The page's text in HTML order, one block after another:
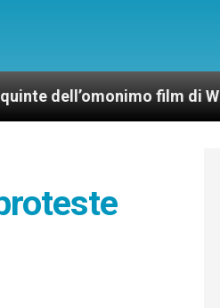
film di Wim